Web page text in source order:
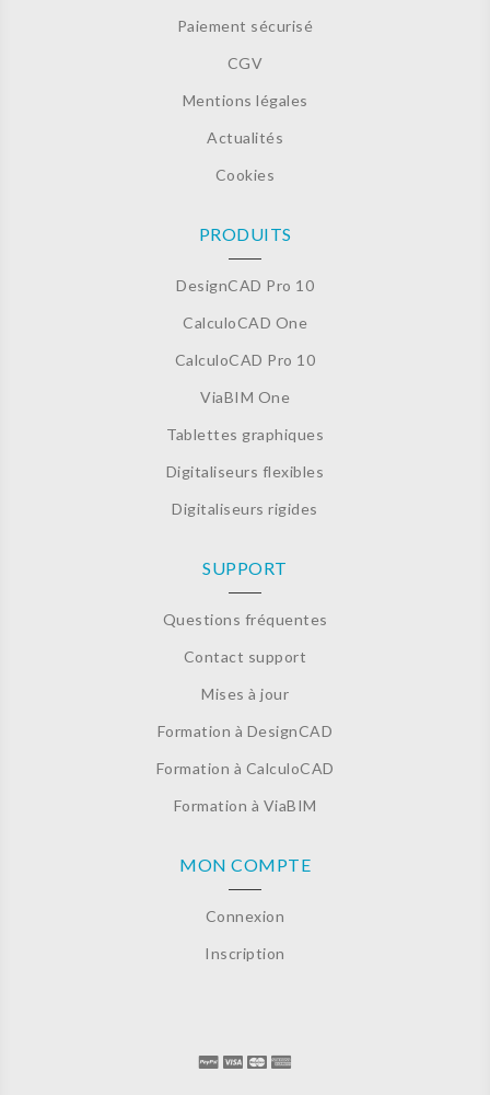
Paiement sécurisé
CGV
Mentions légales
Actualités
Cookies
PRODUITS
DesignCAD Pro 10
CalculoCAD One
CalculoCAD Pro 10
ViaBIM One
Tablettes graphiques
Digitaliseurs flexibles
Digitaliseurs rigides
SUPPORT
Questions fréquentes
Contact support
Mises à jour
Formation à DesignCAD
Formation à CalculoCAD
Formation à ViaBIM
MON COMPTE
Connexion
Inscription